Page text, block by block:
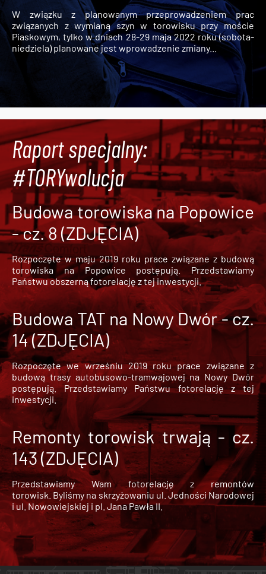
W związku z planowanym przeprowadzeniem prac
związanych z wymianą szyn w torowisku przy moście
Piaskowym, tylko w dniach 28-29 maja 2022 roku (sobota-
niedziela) planowane jest wprowadzenie zmiany...
Raport specjalny:
#TORYwolucja
Budowa torowiska na Popowice
- cz. 8 (ZDJĘCIA)
Rozpoczęte w maju 2019 roku prace związane z budową
torowiska na Popowice
postępują. Przedstawiamy
Państwu obszerną fotorelację z tej inwestycji.
Budowa TAT na Nowy Dwór - cz.
14 (ZDJĘCIA)
Rozpoczęte we wrześniu 2019 roku prace związane z
budową trasy autobusowo-tramwajowej na Nowy Dwór
postępują. Przedstawiamy Państwu fotorelację z tej
inwestycji.
Remonty torowisk trwają - cz.
143 (ZDJĘCIA)
Przedstawiamy Wam fotorelację z remontów
torowisk. Byliśmy na skrzyżowaniu ul. Jedności Narodowej
i ul. Nowowiejskiej i pl. Jana Pawła II.